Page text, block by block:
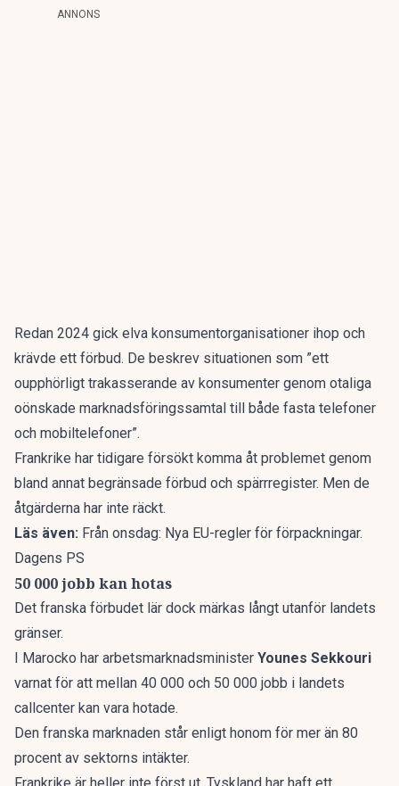
ANNONS
Redan 2024 gick elva konsumentorganisationer ihop och
krävde ett förbud. De beskrev situationen som ”ett
oupphörligt trakasserande av konsumenter genom otaliga
oönskade marknadsföringssamtal till både fasta telefoner
och mobiltelefoner”.
Frankrike har tidigare försökt komma åt problemet genom
bland annat begränsade förbud och spärrregister. Men de
åtgärderna har inte räckt.
Läs även: Från onsdag: Nya EU-regler för förpackningar.
Dagens PS
50 000 jobb kan hotas
Det franska förbudet lär dock märkas långt utanför landets
gränser.
I Marocko har arbetsmarknadsminister Younes Sekkouri
varnat för att mellan 40 000 och 50 000 jobb i landets
callcenter kan vara hotade.
Den franska marknaden står enligt honom för mer än 80
procent av sektorns intäkter.